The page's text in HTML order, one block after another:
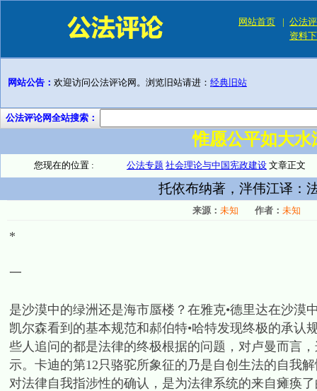
网站首页 | 公法
资料
网站公告： 欢迎访问公法评论网。浏览旧站请进： 经典旧站
公法评论网全站搜索：
惟愿公平如大
您现在的位置 : 公法专题 社会理论与中国宪政建设 文章正文
托依布纳著，泮伟江译：
来源： 未知 作者： 未知
*
一
是沙漠中的绿洲还是海市蜃楼？在雅克•德里达在沙漠
凯尔森看到的基本规范和郝伯特•哈特发现终极的承
些人追问的都是法律的终极根据的问题，对卢曼而言
示。卡迪的第12只骆驼所象征的乃是自创生法的自我
对法律自我指涉性的确认，是为法律系统的来自瘫痪